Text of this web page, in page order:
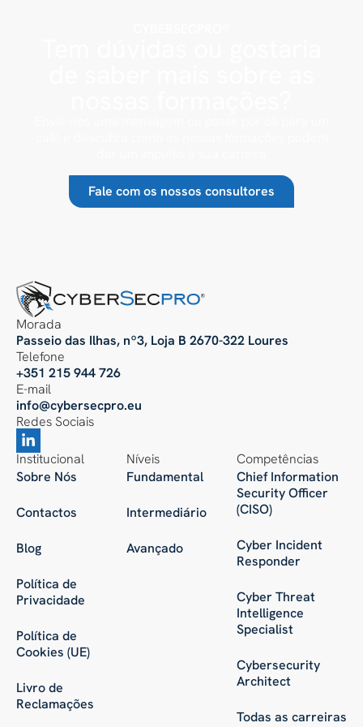
Fale com os nossos consultores
Morada
Passeio das Ilhas, nº3, Loja B 2670-322 Loures
Telefone
+351 215 944 726
E-mail
info@cybersecpro.eu
Redes Sociais
Institucional
Sobre Nós
Contactos
Blog
Política de
Privacidade
Política de
Cookies (UE)
Livro de
Reclamações
Níveis
Fundamental
Intermediário
Avançado
Competências
Chief Information
Security Officer
(CISO)
Cyber Incident
Responder
Cyber Threat
Intelligence
Specialist
Cybersecurity
Architect
Todas as carreiras